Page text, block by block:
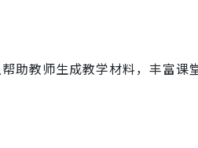
助教师生成教学材料，丰富